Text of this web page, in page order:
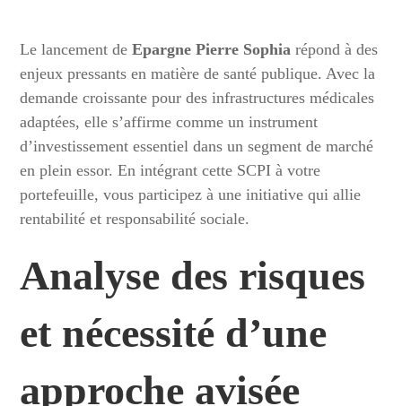
Le lancement deEpargne Pierre Sophia répond à des
enjeux pressants en matière de santé publique. Avec la
demande croissante pour des infrastructures médicales
adaptées, elle s’affirme comme un instrument
d’investissement essentiel dans un segment de marché
en plein essor. En intégrant cette SCPI à votre
portefeuille, vous participez à une initiative qui allie
rentabilité et responsabilité sociale.
Analyse des risques
et nécessité d’une
approche avisée